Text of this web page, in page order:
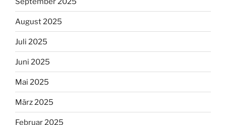
August 2025
Juli 2025
Juni 2025
Mai 2025
März 2025
Februar 2025